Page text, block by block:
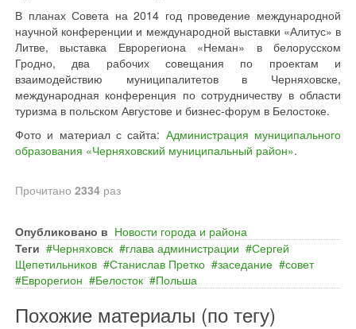
В планах Совета на 2014 год проведение международной
научной конференции и международной выставки «Алитус» в
Литве, выставка Еврорегиона «Неман» в белорусском
Гродно, два рабочих совещания по проектам и
взаимодействию муниципалитетов в Черняховске,
международная конференция по сотрудничеству в области
туризма в польском Августове и бизнес-форум в Белостоке.
Фото и материал с сайта: Администрация муниципального
образования «Черняховский муниципальный район».
Прочитано 2334 раз
Опубликовано в Новости города и района
Теги
Черняховск глава администрации
Сергей
Щепетильников
Станислав Претко заседание
совет
Еврорегион
Белосток Польша
Похожие материалы (по тегу)